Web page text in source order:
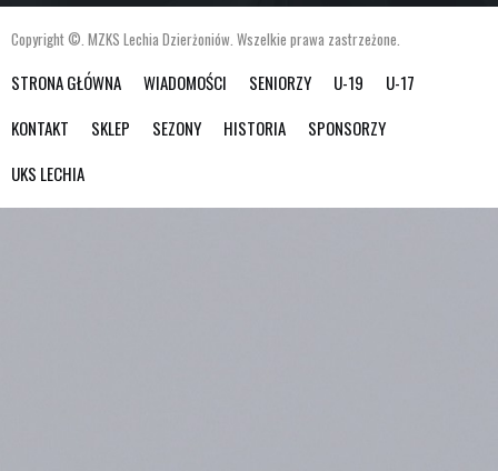
Copyright ©. MZKS Lechia Dzierżoniów. Wszelkie prawa zastrzeżone.
STRONA GŁÓWNA WIADOMOŚCI SENIORZY U-19
U-17
KONTAKT
SKLEP SEZONY HISTORIA
SPONSORZY
UKS LECHIA